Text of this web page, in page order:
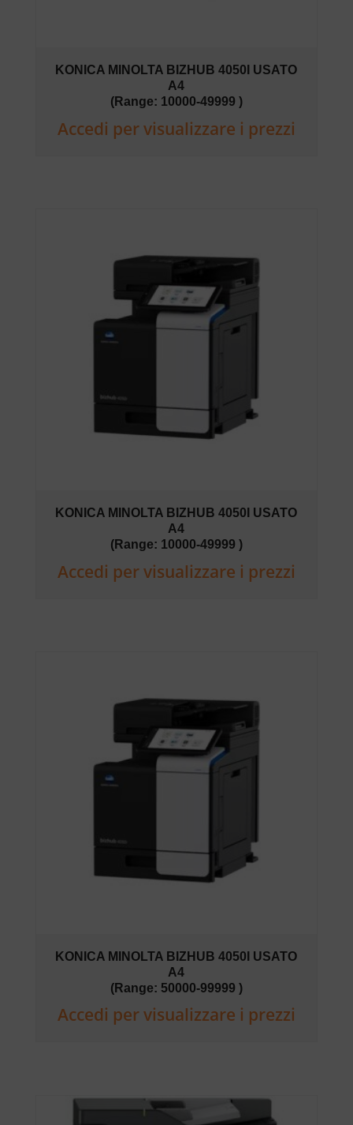
KONICA MINOLTA BIZHUB 4050I USATO
A4
(Range: 10000-49999 )
Accedi per visualizzare i prezzi
KONICA MINOLTA BIZHUB 4050I USATO
A4
(Range: 10000-49999 )
Accedi per visualizzare i prezzi
KONICA MINOLTA BIZHUB 4050I USATO
A4
(Range: 50000-99999 )
Accedi per visualizzare i prezzi